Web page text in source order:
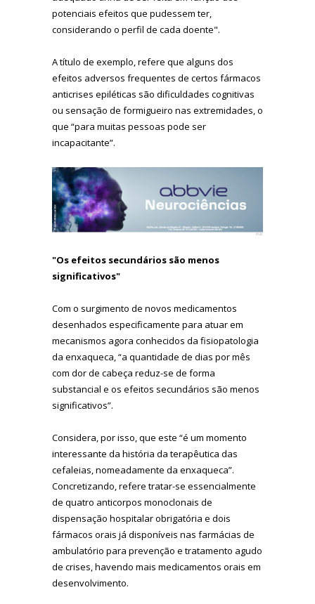
potenciais efeitos que pudessem ter,
considerando o perfil de cada doente".
A título de exemplo, refere que alguns dos
efeitos adversos frequentes de certos fármacos
anticrises epiléticas são dificuldades cognitivas
ou sensação de formigueiro nas extremidades, o
que “para muitas pessoas pode ser
incapacitante”.
"Os efeitos secundários são menos
significativos"
Com o surgimento de novos medicamentos
desenhados especificamente para atuar em
mecanismos agora conhecidos da fisiopatologia
da enxaqueca, “a quantidade de dias por mês
com dor de cabeça reduz-se de forma
substancial e os efeitos secundários são menos
significativos”.
Considera, por isso, que este “é um momento
interessante da história da terapêutica das
cefaleias, nomeadamente da enxaqueca”.
Concretizando, refere tratar-se essencialmente
de quatro anticorpos monoclonais de
dispensação hospitalar obrigatória e dois
fármacos orais já disponíveis nas farmácias de
ambulatório para prevenção e tratamento agudo
de crises, havendo mais medicamentos orais em
desenvolvimento.